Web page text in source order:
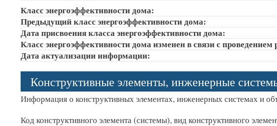
Класс энергоэффективности дома:
Предыдущий класс энергоэффективности дома:
Дата присвоения класса энергоэффективности дома:
Класс энергоэффективности дома изменен в связи с
Дата актуализации информации:
Конструктивные элементы, инженерные
Информация о конструктивных элементах, инженерных системах и
Код конструктивного элемента (системы), вид конструктивного